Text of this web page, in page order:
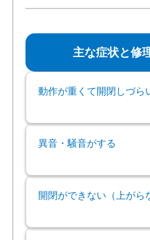
主な症状と修
動作が重くて開閉しづら
異音・騒音がする
開閉ができない（上がら